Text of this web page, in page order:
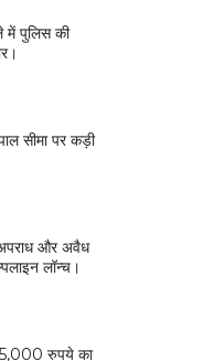
में पुलिस की
सीमा पर कड़ी
और अवैध
लॉन्च।
रुपये का